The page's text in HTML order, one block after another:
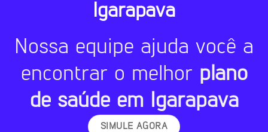
Igarapava
Nossa equipe ajuda você a
encontrar o melhor plano
de saúde em Igarapava
SIMULE AGORA